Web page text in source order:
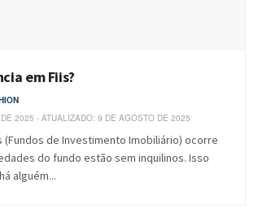
em Fiis?
2025 - ATUALIZADO: 9 DE AGOSTO DE 2025
(Fundos de Investimento Imobiliário) ocorre
do fundo estão sem inquilinos. Isso
alguém...